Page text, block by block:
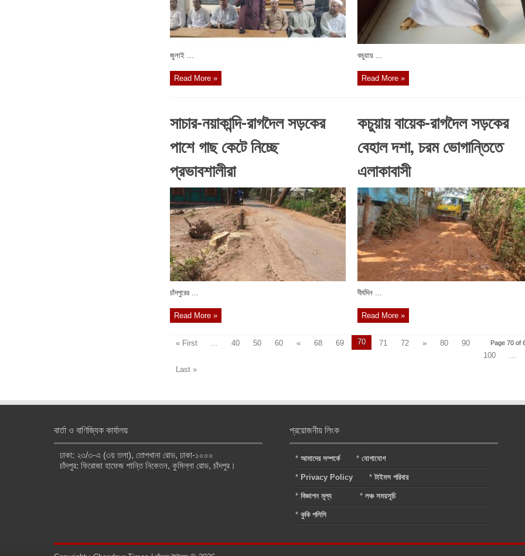
জুলাই ...
Read More »
কচুয়ায় ...
Read More »
সাচার-নয়াকান্দি-রাগদৈল সড়কের
পাশে গাছ কেটে নিচ্ছে
প্রভাবশালীরা
চাঁদপুরের ...
Read More »
কচুয়ায় বায়েক-রাগদৈল সড়কের
বেহাল দশা, চরম ভোগান্তিতে
এলাকাবাসী
দীর্ঘদিন ...
Read More »
Page 70 of
« First ... 40 50 60 « 68 69 70 71 72 » 80
90
100
...
Last »
বার্তা ও বাণিজ্যিক কার্যালয়
ঢাকা: ২৩/৩-এ (৩য় তলা), তোপখানা রোড, ঢাকা-১০০০
চাঁদপুর: ফিরোজা হাফেজ শান্তি নিকেতন, কুমিল্লা রোড, চাঁদপুর।
প্রয়োজনীয় লিংক
*আমাদের সম্পর্কে *যোগাযোগ
* Privacy Policy *টাইমস পরিবার
*বিজ্ঞাপন মূল্য *লঞ্চ সময়সূচি
*কুকি পলিসি